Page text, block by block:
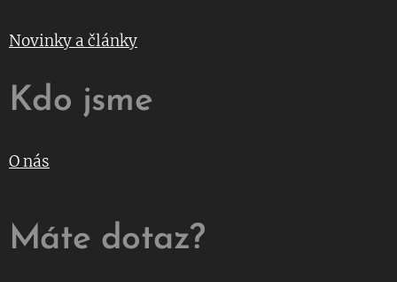
Novinky a články
Kdo jsme
O nás
Máte dotaz?